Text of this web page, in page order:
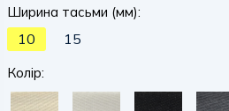
Ширина тасьми (мм):
10 15
Колір: